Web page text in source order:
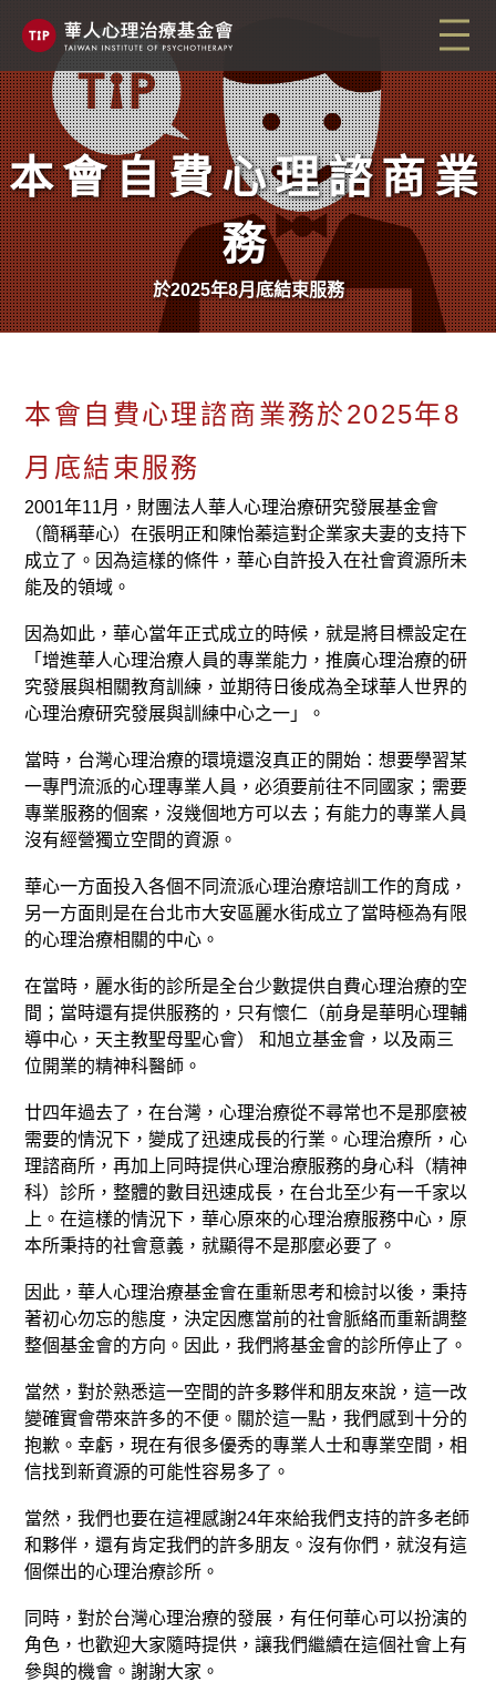
本會自費心理諮商業
務
於2025年8月底結束服務
本會自費心理諮商業務於2025年8
月底結束服務
2001年11月，財團法人華人心理治療研究發展基金會
（簡稱華心）在張明正和陳怡蓁這對企業家夫妻的支持下
成立了。因為這樣的條件，華心自許投入在社會資源所未
能及的領域。
因為如此，華心當年正式成立的時候，就是將目標設定在
「增進華人心理治療人員的專業能力，推廣心理治療的研
究發展與相關教育訓練，並期待日後成為全球華人世界的
心理治療研究發展與訓練中心之一」。
當時，台灣心理治療的環境還沒真正的開始：想要學習某
一專門流派的心理專業人員，必須要前往不同國家；需要
專業服務的個案，沒幾個地方可以去；有能力的專業人員
沒有經營獨立空間的資源。
華心一方面投入各個不同流派心理治療培訓工作的育成，
另一方面則是在台北市大安區麗水街成立了當時極為有限
的心理治療相關的中心。
在當時，麗水街的診所是全台少數提供自費心理治療的空
間；當時還有提供服務的，只有懷仁（前身是華明心理輔
導中心，天主教聖母聖心會） 和旭立基金會，以及兩三
位開業的精神科醫師。
廿四年過去了，在台灣，心理治療從不尋常也不是那麼被
需要的情況下，變成了迅速成長的行業。心理治療所，心
理諮商所，再加上同時提供心理治療服務的身心科（精神
科）診所，整體的數目迅速成長，在台北至少有一千家以
上。在這樣的情況下，華心原來的心理治療服務中心，原
本所秉持的社會意義，就顯得不是那麼必要了。
因此，華人心理治療基金會在重新思考和檢討以後，秉持
著初心勿忘的態度，決定因應當前的社會脈絡而重新調整
整個基金會的方向。因此，我們將基金會的診所停止了。
當然，對於熟悉這一空間的許多夥伴和朋友來說，這一改
變確實會帶來許多的不便。關於這一點，我們感到十分的
抱歉。幸虧，現在有很多優秀的專業人士和專業空間，相
信找到新資源的可能性容易多了。
當然，我們也要在這裡感謝24年來給我們支持的許多老師
和夥伴，還有肯定我們的許多朋友。沒有你們，就沒有這
個傑出的心理治療診所。
同時，對於台灣心理治療的發展，有任何華心可以扮演的
角色，也歡迎大家隨時提供，讓我們繼續在這個社會上有
參與的機會。謝謝大家。